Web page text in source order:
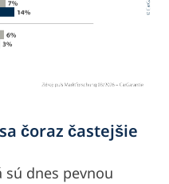
čoraz častejšie
sú dnes pevnou